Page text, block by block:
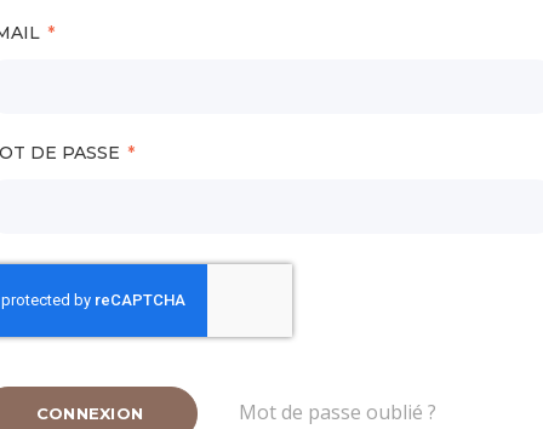
DE PASSE
CONNEXION Mot de passe oublié ?